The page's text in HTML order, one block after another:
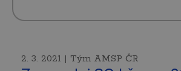
2. 3. 2021 | Tým AMSP ČR